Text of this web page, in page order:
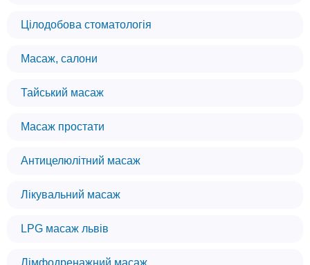
Цілодобова стоматологія
Масаж, салони
Тайський масаж
Масаж простати
Антицелюлітний масаж
Лікувальний масаж
LPG масаж львів
Лімфодренажний масаж